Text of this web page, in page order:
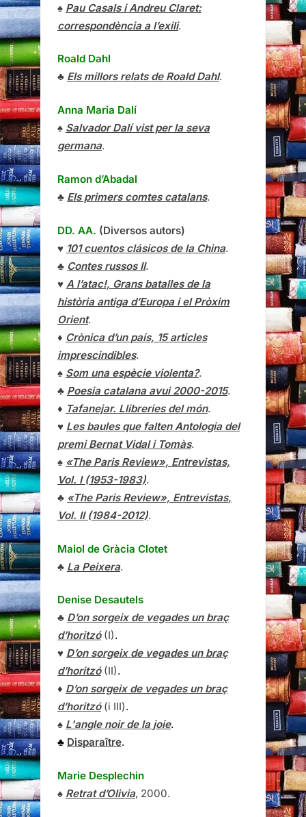
♠ Pau Casals i Andreu Claret:
correspondència a l’exili.
Roald Dahl
♣ Els millors relats de Roald Dahl.
Anna Maria Dalí
♠ Salvador Dalí vist per la seva
germana.
Ramon d’Abadal
♣ Els primers comtes catalans.
DD. AA. (Diversos autors)
♥ 101 cuentos clásicos de la China.
♣ Contes russos II.
♥ A l’atac!, Grans batalles de la
història antiga d’Europa i el Pròxim
Orient.
♦ Crònica d’un país, 15 articles
imprescindibles.
♠ Som una espècie violenta?.
♣ Poesia catalana avui 2000-2015.
♦ Tafanejar. Llibreries del món.
♥ Les baules que falten Antologia del
premi Bernat Vidal i Tomàs.
♠ «The Paris Review», Entrevistas,
Vol. I (1953-1983).
♣ «The Paris Review», Entrevistas,
Vol. II (1984-2012).
Maiol de Gràcia Clotet
♣ La Peixera.
Denise Desautels
♣ D’on sorgeix de vegades un braç
d’horitzó(I).
♥ D’on sorgeix de vegades un braç
d’horitzó(II).
♦ D’on sorgeix de vegades un braç
d’horitzó(i III).
♠ L'angle noir de la joie.
♣ Disparaître.
Marie Desplechin
♠ Retrat d’Olivia, 2000.